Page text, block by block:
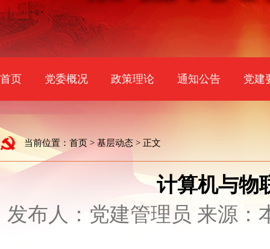
首页 党委概况 政策理论 通知公告 党建
当前位置： 首页 > 基层动态 > 正文
计算机与物
发布人：党建管理员 来源：